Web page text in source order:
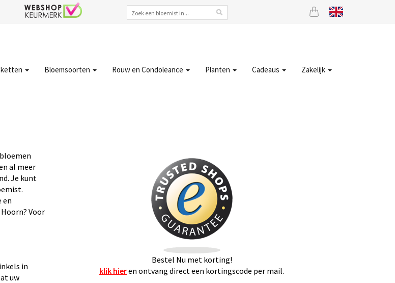
Bloemsoorten Rouw en Condoleance Planten Cadeaus Zakelijk
al meer
Je kunt
en
Voor
in
uw
Bestel Nu met korting!
klik hieren ontvang direct een kortingscode per mail.